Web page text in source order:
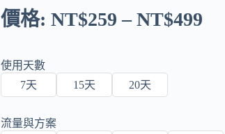
價格: NT$259 –NT$499
使用天數
7天
15天 20天
流量與方案